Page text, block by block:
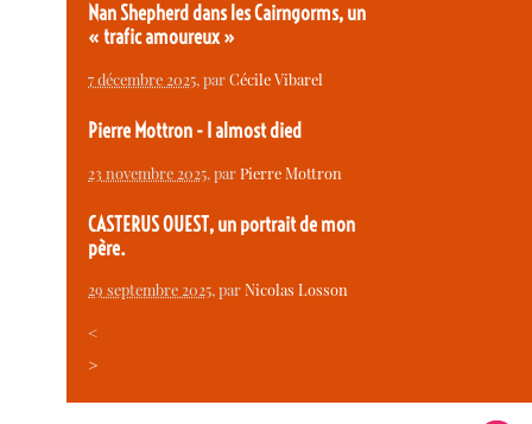
Nan Shepherd dans les Cairngorms, un
« trafic amoureux »
7 décembre 2025, parCécile Vibarel
Pierre Mottron - I almost died
23 novembre 2025, parPierre Mottron
CASTERUS OUEST, un portrait de mon
père.
29 septembre 2025, parNicolas Losson
<
>